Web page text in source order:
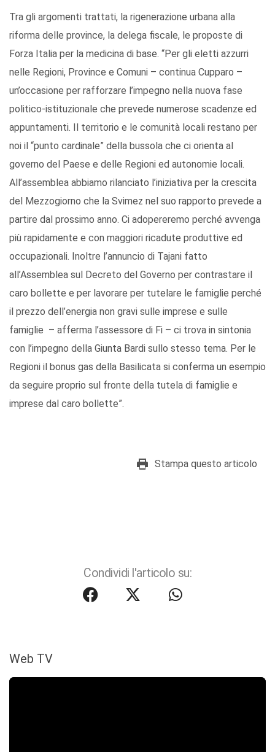
Tra gli argomenti trattati, la rigenerazione urbana alla
riforma delle province, la delega fiscale, le proposte di
Forza Italia per la medicina di base. “Per gli eletti azzurri
nelle Regioni, Province e Comuni – continua Cupparo –
un’occasione per rafforzare l’impegno nella nuova fase
politico-istituzionale che prevede numerose scadenze ed
appuntamenti. Il territorio e le comunità locali restano per
noi il “punto cardinale” della bussola che ci orienta al
governo del Paese e delle Regioni ed autonomie locali.
All’assemblea abbiamo rilanciato l’iniziativa per la crescita
del Mezzogiorno che la Svimez nel suo rapporto prevede a
partire dal prossimo anno. Ci adopereremo perché avvenga
più rapidamente e con maggiori ricadute produttive ed
occupazionali. Inoltre l’annuncio di Tajani fatto
all’Assemblea sul Decreto del Governo per contrastare il
caro bollette e per lavorare per tutelare le famiglie perché
il prezzo dell’energia non gravi sulle imprese e sulle
famiglie – afferma l’assessore di Fi – ci trova in sintonia
con l’impegno della Giunta Bardi sullo stesso tema. Per le
Regioni il bonus gas della Basilicata si conferma un esempio
da seguire proprio sul fronte della tutela di famiglie e
imprese dal caro bollette”.
Stampa questo articolo
Condividi l'articolo su:
Web TV